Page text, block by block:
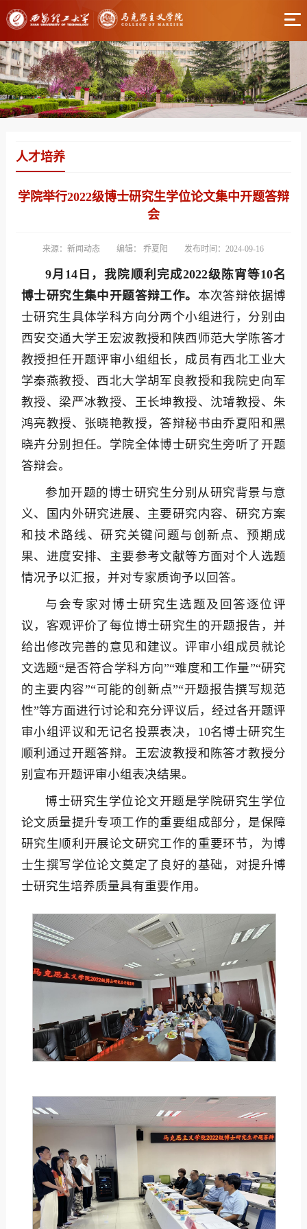
人才培养
学院举行2022级博士研究生学位论文集中开题答辩
会
来源：新闻动态 编辑： 乔夏阳 发布时间：2024-09-16
9月14日，我院顺利完成2022级陈宵等10名
博士研究生集中开题答辩工作。 本次答辩依据博
士研究生具体学科方向分两个小组进行，分别由
西安交通大学王宏波教授和陕西师范大学陈答才
教授担任开题评审小组组长，成员有西北工业大
学秦燕教授、西北大学胡军良教授和我院史向军
教授、梁严冰教授、王长坤教授、沈璿教授、朱
鸿亮教授、张晓艳教授，答辩秘书由乔夏阳和黑
晓卉分别担任。学院全体博士研究生旁听了开题
答辩会。
参加开题的博士研究生分别从研究背景与意
义、国内外研究进展、主要研究内容、研究方案
和技术路线、研究关键问题与创新点、预期成
果、进度安排、主要参考文献等方面对个人选题
情况予以汇报，并对专家质询予以回答。
与会专家对博士研究生选题及回答逐位评
议，客观评价了每位博士研究生的开题报告，并
给出修改完善的意见和建议。评审小组成员就论
文选题“是否符合学科方向”“难度和工作量”“研究
的主要内容”“可能的创新点”“开题报告撰写规范
性”等方面进行讨论和充分评议后，经过各开题评
审小组评议和无记名投票表决，10名博士研究生
顺利通过开题答辩。王宏波教授和陈答才教授分
别宣布开题评审小组表决结果。
博士研究生学位论文开题是学院研究生学位
论文质量提升专项工作的重要组成部分，是保障
研究生顺利开展论文研究工作的重要环节，为博
士生撰写学位论文奠定了良好的基础，对提升博
士研究生培养质量具有重要作用。